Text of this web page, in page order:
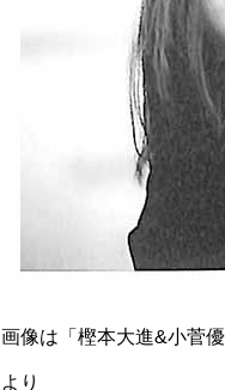
画像は「樫本大進&小菅
より